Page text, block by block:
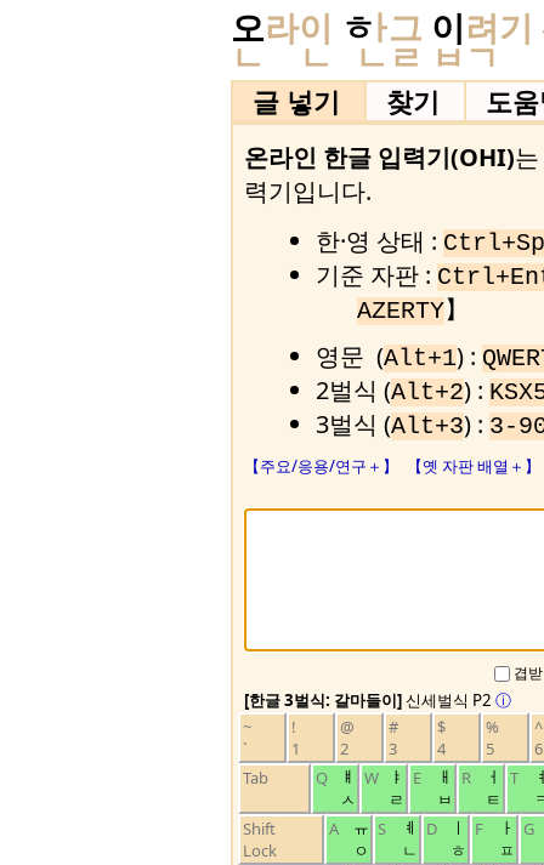
오라이 ㅎㅏ그 이려
ㄴ
ㄴㄴㄹ ㅂㄱ
글 넣기 찾기 도
온라인 한글 입력기(OHI)
력기입니다.
한·영 상태 :
기준 자판 :
AZERTY】
영문 (Alt+1) :
2벌식 (Alt+2) :
3벌식 (Alt+3) : 3-
【주요/응용/연구＋】 【옛 자판 배열＋】
겹
[한글 3벌식: 갈마들이]신세벌식 P2 ⓘ
~
`
!
1
@
2
#
3
$
4
%
5
^
6
Tab
Q
ㅒ
ㅅ
W
ㅑ
ㄹ
E
ㅐ
ㅂ
R
ㅓ
ㅌ
T
Shift
Lock
A
ㅠ
ㅇ
S
ㅖ
ㄴ
D
ㅣ
ㅎ
F
ㅏ
ㅍ
G